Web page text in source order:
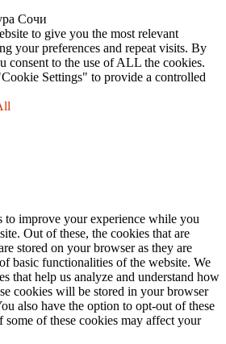
Сочи
to give you the most relevant
your preferences and repeat visits. By
consent to the use of ALL the cookies.
Settings" to provide a controlled
to improve your experience while you
Out of these, the cookies that are
stored on your browser as they are
basic functionalities of the website. We
that help us analyze and understand how
cookies will be stored in your browser
also have the option to opt-out of these
of these cookies may affect your